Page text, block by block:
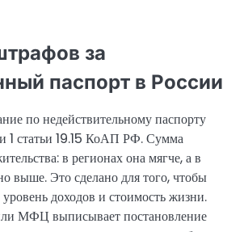
за
паспорт в России
по недействительному паспорту
1 статьи 19.15 КоАП РФ. Сумма
в регионах она мягче, а в
выше. Это сделано для того, чтобы
доходов и стоимость жизни.
МФЦ выписывает постановление